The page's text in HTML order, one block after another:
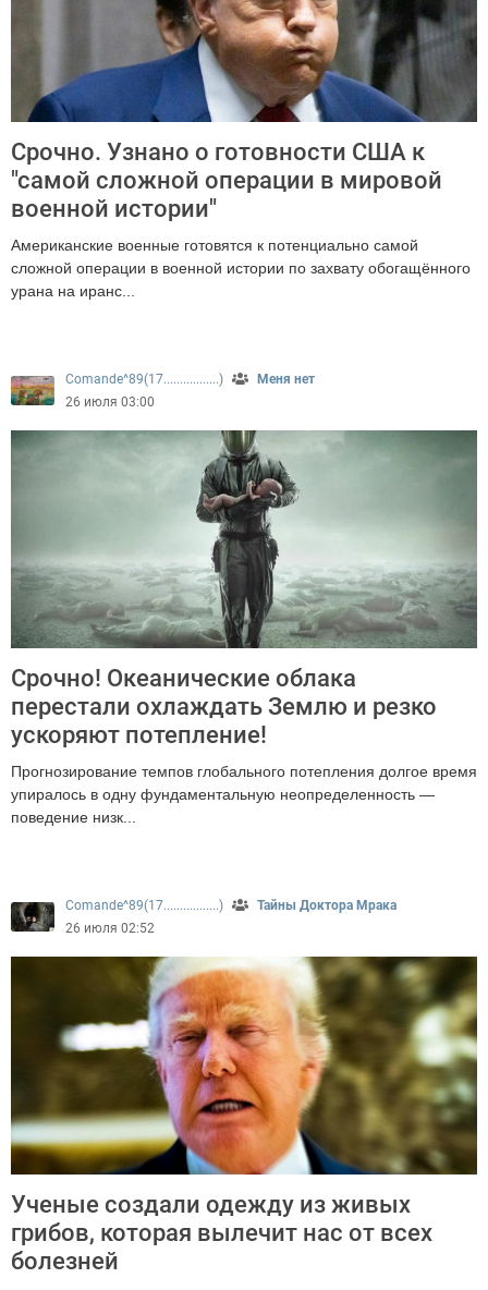
Срочно. Узнано о готовности США к
"самой сложной операции в мировой
военной истории"
Американские военные готовятся к потенциально самой
сложной операции в военной истории по захвату обогащённого
урана на иранс...
Comande^89(17.................)
Меня нет
26 июля 03:00
Срочно! Океанические облака
перестали охлаждать Землю и резко
ускоряют потепление!
Прогнозирование темпов глобального потепления долгое время
упиралось в одну фундаментальную неопределенность —
поведение низк...
Comande^89(17.................)
Тайны Доктора Мрака
26 июля 02:52
Ученые создали одежду из живых
грибов, которая вылечит нас от всех
болезней